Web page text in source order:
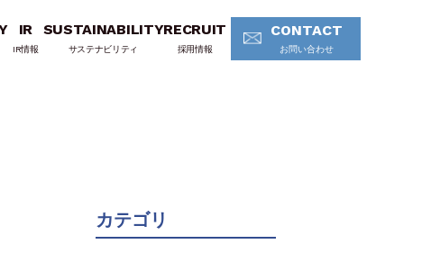
IR
IR情報
SUSTAINABILITY
サステナビリティ
RECRUIT
採用情報
CONTACT
お問い合わせ
カテゴリ